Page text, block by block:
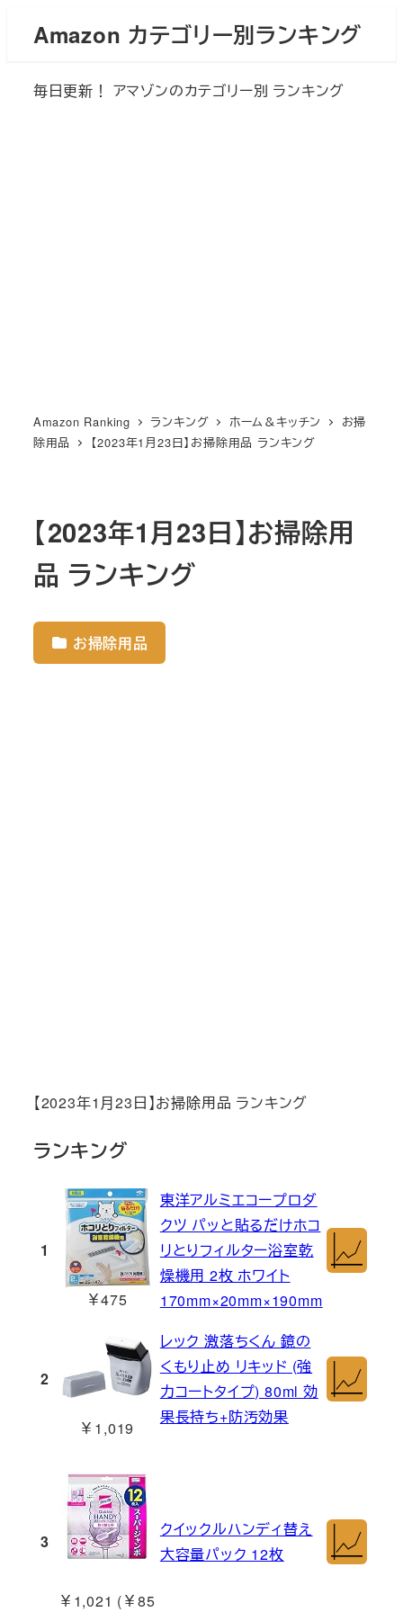
Amazon カテゴリー別ランキング
毎日更新！ アマゾンのカテゴリー別 ランキング
Amazon Ranking ランキング ホーム＆キッチン
お掃
除用品
【2023年1月23日】お掃除用品 ランキング
【2023年1月23日】お掃除用
品 ランキング
お掃除用品
【2023年1月23日】お掃除用品 ランキング
ランキング
1
￥475
東洋アルミエコープロダ
クツ パッと貼るだけホコ
リとりフィルター浴室乾
燥機用 2枚 ホワイト
170mm×20mm×190mm
2
￥1,019
レック 激落ちくん 鏡の
くもり止め リキッド (強
力コートタイプ) 80ml 効
果長持ち+防汚効果
3
￥1,021 (￥85
クイックルハンディ替え
大容量パック 12枚